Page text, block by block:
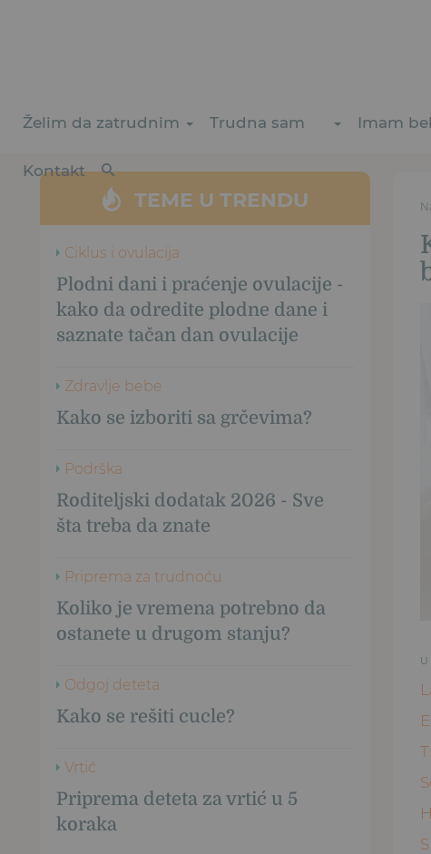
Želim da zatrudnim Trudna sam Imam
Kontakt
TEME U TRENDU
Ciklus i ovulacija
Plodni dani i praćenje ovulacije -
kako da odredite plodne dane i
saznate tačan dan ovulacije
Zdravlje bebe
Kako se izboriti sa grčevima?
Podrška
Roditeljski dodatak 2026 - Sve
šta treba da znate
Priprema za trudnoću
Koliko je vremena potrebno da
ostanete u drugom stanju?
Odgoj deteta
Kako se rešiti cucle?
Vrtić
Priprema deteta za vrtić u 5
koraka
U